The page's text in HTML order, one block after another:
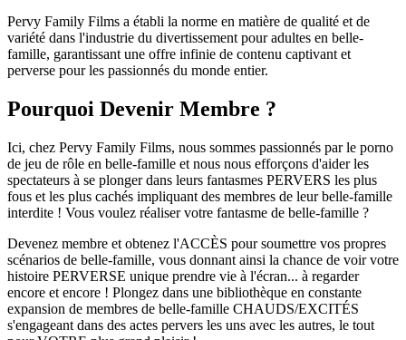
Pervy Family Films a établi la norme en matière de qualité et de
variété dans l'industrie du divertissement pour adultes en belle-
famille, garantissant une offre infinie de contenu captivant et
perverse pour les passionnés du monde entier.
Pourquoi Devenir Membre ?
Ici, chez Pervy Family Films, nous sommes passionnés par le porno
de jeu de rôle en belle-famille et nous nous efforçons d'aider les
spectateurs à se plonger dans leurs fantasmes PERVERS les plus
fous et les plus cachés impliquant des membres de leur belle-famille
interdite ! Vous voulez réaliser votre fantasme de belle-famille ?
Devenez membre et obtenez l'ACCÈS pour soumettre vos propres
scénarios de belle-famille, vous donnant ainsi la chance de voir votre
histoire PERVERSE unique prendre vie à l'écran... à regarder
encore et encore ! Plongez dans une bibliothèque en constante
expansion de membres de belle-famille CHAUDS/EXCITÉS
s'engageant dans des actes pervers les uns avec les autres, le tout